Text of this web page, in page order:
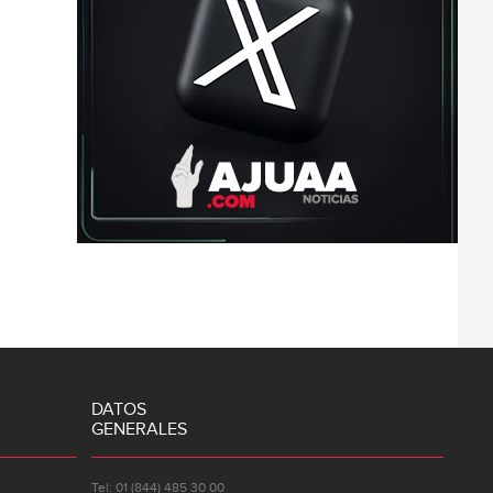
DATOS
GENERALES
Tel: 01 (844) 485 30 00